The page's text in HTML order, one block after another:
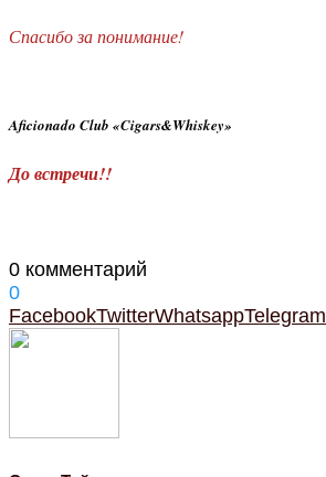
Спасибо за понимание!
Aficionado Club «Cigars&Whiskey»
До встречи!!
0 комментарий
0
FacebookTwitterWhatsappTelegram